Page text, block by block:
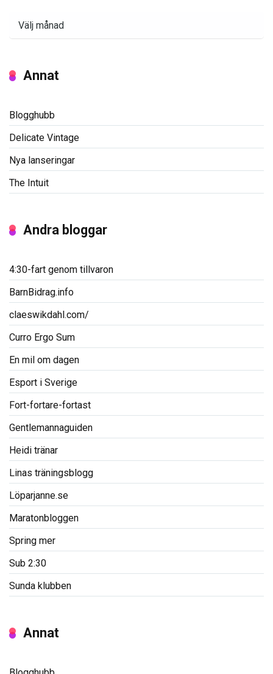
Annat
Blogghubb
Delicate Vintage
Nya lanseringar
The Intuit
Andra bloggar
4:30-fart genom tillvaron
BarnBidrag.info
claeswikdahl.com/
Curro Ergo Sum
En mil om dagen
Esport i Sverige
Fort-fortare-fortast
Gentlemannaguiden
Heidi tränar
Linas träningsblogg
Löparjanne.se
Maratonbloggen
Spring mer
Sub 2:30
Sunda klubben
Annat